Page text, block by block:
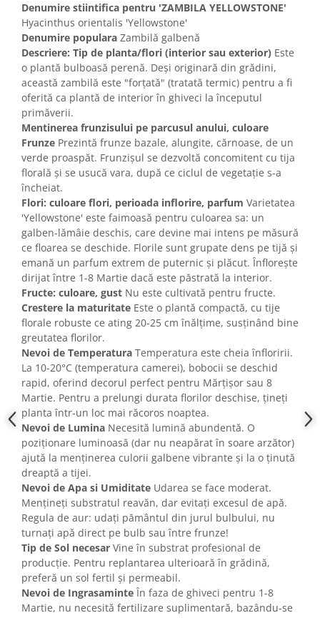
Denumire stiintifica pentru 'ZAMBILA YELLOWSTONE'
Hyacinthus orientalis 'Yellowstone'
Denumire populara Zambilă galbenă
Descriere: Tip de planta/flori (interior sau exterior) Este
o plantă bulboasă perenă. Deși originară din grădini,
această zambilă este "forțată" (tratată termic) pentru a fi
oferită ca plantă de interior în ghiveci la începutul
primăverii.
Mentinerea frunzisului pe parcusul anului, culoare
Frunze Prezintă frunze bazale, alungite, cărnoase, de un
verde proaspăt. Frunzișul se dezvoltă concomitent cu tija
florală și se usucă vara, după ce ciclul de vegetație s-a
încheiat.
Flori: culoare flori, perioada inflorire, parfum Varietatea
'Yellowstone' este faimoasă pentru culoarea sa: un
galben-lămâie deschis, care devine mai intens pe măsură
ce floarea se deschide. Florile sunt grupate dens pe tijă și
emană un parfum extrem de puternic și plăcut. Înflorește
dirijat între 1-8 Martie dacă este păstrată la interior.
Fructe: culoare, gust Nu este cultivată pentru fructe.
Crestere la maturitate Este o plantă compactă, cu tije
florale robuste ce ating 20-25 cm înălțime, susținând bine
greutatea florilor.
Nevoi de Temperatura Temperatura este cheia înfloririi.
La 10-20°C (temperatura camerei), bobocii se deschid
rapid, oferind decorul perfect pentru Mărțișor sau 8
Martie. Pentru a prelungi durata florilor deschise, țineți
planta într-un loc mai răcoros noaptea.
Nevoi de Lumina Necesită lumină abundentă. O
poziționare luminoasă (dar nu neapărat în soare arzător)
ajută la menținerea culorii galbene vibrante și la o ținută
dreaptă a tijei.
Nevoi de Apa si Umiditate Udarea se face moderat.
Mențineți substratul reavăn, dar evitați excesul de apă.
Regula de aur: udați pământul din jurul bulbului, nu
turnați apă direct pe bulb sau între frunze!
Tip de Sol necesar Vine în substrat profesional de
producție. Pentru replantarea ulterioară în grădină,
preferă un sol fertil și permeabil.
Nevoi de Ingrasaminte În faza de ghiveci pentru 1-8
Martie, nu necesită fertilizare suplimentară, bazându-se